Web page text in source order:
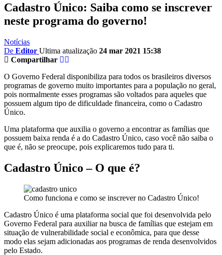
Cadastro Único: Saiba como se inscrever
neste programa do governo!
Notícias
De Editor Ultima atualização 24 mar 2021 15:38
Compartilhar
O Governo Federal disponibiliza para todos os brasileiros diversos
programas de governo muito importantes para a população no geral,
pois normalmente esses programas são voltados para aqueles que
possuem algum tipo de dificuldade financeira, como o Cadastro
Único.
Uma plataforma que auxilia o governo a encontrar as famílias que
possuem baixa renda é a do Cadastro Único, caso você não saiba o
que é, não se preocupe, pois explicaremos tudo para ti.
Cadastro Único – O que é?
Como funciona e como se inscrever no Cadastro Único!
Cadastro Único é uma plataforma social que foi desenvolvida pelo
Governo Federal para auxiliar na busca de famílias que estejam em
situação de vulnerabilidade social e econômica, para que desse
modo elas sejam adicionadas aos programas de renda desenvolvidos
pelo Estado.